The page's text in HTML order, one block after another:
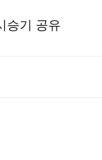
승기 공유